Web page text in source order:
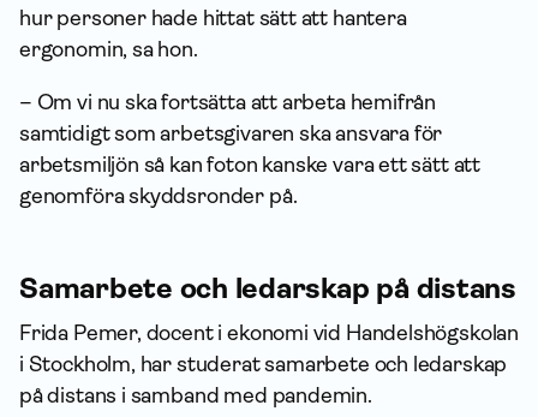
hur personer hade hittat sätt att hantera
ergonomin, sa hon.
– Om vi nu ska fortsätta att arbeta hemifrån
samtidigt som arbetsgivaren ska ansvara för
arbetsmiljön så kan foton kanske vara ett sätt att
genomföra skyddsronder på.
Sam­arbete och ledarskap på distans
Frida Pemer, docent i ekonomi vid Handelshögskolan
i Stockholm, har studerat sam­arbete och ledarskap
på distans i samband med pandemin.